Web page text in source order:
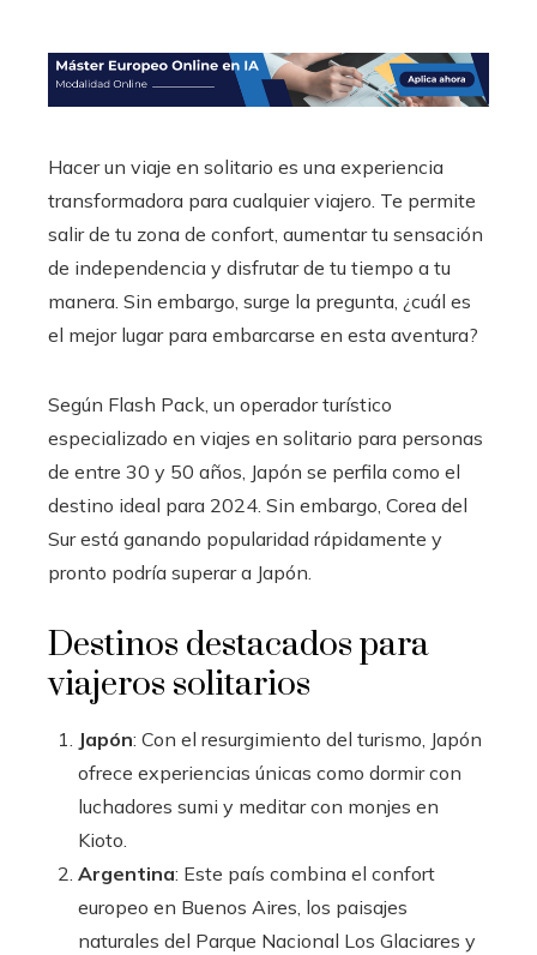
Hacer un viaje en solitario es una experiencia
transformadora para cualquier viajero. Te permite
salir de tu zona de confort, aumentar tu sensación
de independencia y disfrutar de tu tiempo a tu
manera. Sin embargo, surge la pregunta, ¿cuál es
el mejor lugar para embarcarse en esta aventura?
Según Flash Pack, un operador turístico
especializado en viajes en solitario para personas
de entre 30 y 50 años, Japón se perfila como el
destino ideal para 2024. Sin embargo, Corea del
Sur está ganando popularidad rápidamente y
pronto podría superar a Japón.
Destinos destacados para
viajeros solitarios
Japón: Con el resurgimiento del turismo, Japón
ofrece experiencias únicas como dormir con
luchadores sumi y meditar con monjes en
Kioto.
Argentina: Este país combina el confort
europeo en Buenos Aires, los paisajes
naturales del Parque Nacional Los Glaciares y